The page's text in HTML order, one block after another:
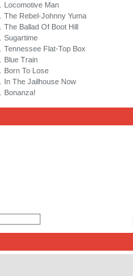
Locomotive Man
The Rebel-Johnny Yuma
The Ballad Of Boot Hill
Sugartime
Tennessee Flat-Top Box
Blue Train
Born To Lose
In The Jailhouse Now
Bonanza!